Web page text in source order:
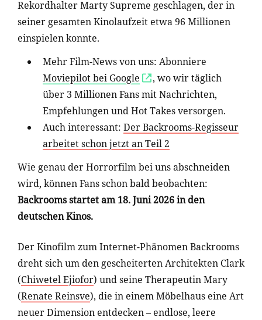
Rekordhalter Marty Supreme geschlagen, der in
seiner gesamten Kinolaufzeit etwa 96 Millionen
einspielen konnte.
Mehr Film-News von uns: Abonniere
Moviepilot bei Google
, wo wir täglich
über 3 Millionen Fans mit Nachrichten,
Empfehlungen und Hot Takes versorgen.
Auch interessant: Der Backrooms-Regisseur
arbeitet schon jetzt an Teil 2
Wie genau der Horrorfilm bei uns abschneiden
wird, können Fans schon bald beobachten:
Backrooms startet am 18. Juni 2026 in den
deutschen Kinos.
Der Kinofilm zum Internet-Phänomen Backrooms
dreht sich um den gescheiterten Architekten Clark
(Chiwetel Ejiofor) und seine Therapeutin Mary
(Renate Reinsve), die in einem Möbelhaus eine Art
neuer Dimension entdecken – endlose, leere